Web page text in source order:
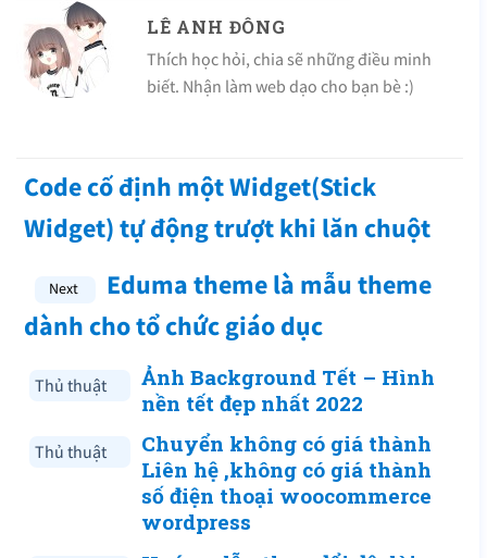
LÊ ANH ĐÔNG
Thích học hỏi, chia sẽ những điều minh
biết. Nhận làm web dạo cho bạn bè :)
Code cố định một Widget(Stick
Widget) tự động trượt khi lăn chuột
Eduma theme là mẫu theme
dành cho tổ chức giáo dục
Thủ thuật
Ảnh Background Tết – Hình
nền tết đẹp nhất 2022
Thủ thuật
Chuyển không có giá thành
Liên hệ ,không có giá thành
số điện thoại woocommerce
wordpress